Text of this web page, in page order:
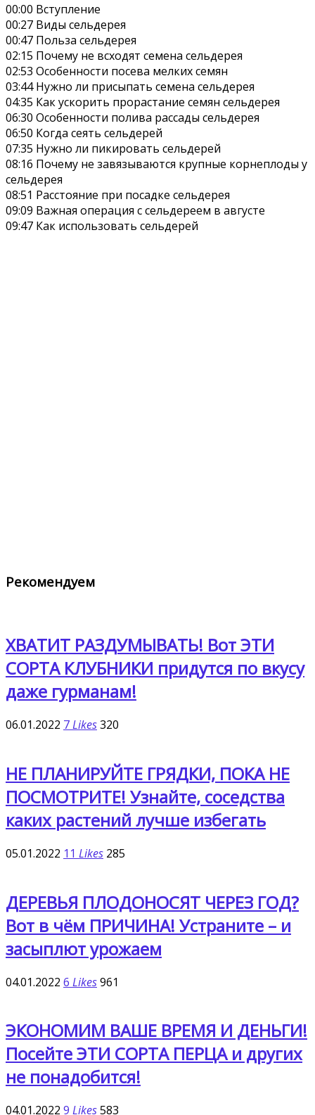
00:00 Вступление
00:27 Виды сельдерея
00:47 Польза сельдерея
02:15 Почему не всходят семена сельдерея
02:53 Особенности посева мелких семян
03:44 Нужно ли присыпать семена сельдерея
04:35 Как ускорить прорастание семян сельдерея
06:30 Особенности полива рассады сельдерея
06:50 Когда сеять сельдерей
07:35 Нужно ли пикировать сельдерей
08:16 Почему не завязываются крупные корнеплоды у
сельдерея
08:51 Расстояние при посадке сельдерея
09:09 Важная операция с сельдереем в августе
09:47 Как использовать сельдерей
Рекомендуем
ХВАТИТ РАЗДУМЫВАТЬ! Вот ЭТИ
СОРТА КЛУБНИКИ придутся по вкусу
даже гурманам!
06.01.2022 7Likes320
НЕ ПЛАНИРУЙТЕ ГРЯДКИ, ПОКА НЕ
ПОСМОТРИТЕ! Узнайте, соседства
каких растений лучше избегать
05.01.2022 11 Likes 285
ДЕРЕВЬЯ ПЛОДОНОСЯТ ЧЕРЕЗ ГОД?
Вот в чём ПРИЧИНА! Устраните – и
засыплют урожаем
04.01.2022 6 Likes961
ЭКОНОМИМ ВАШЕ ВРЕМЯ И ДЕНЬГИ!
Посейте ЭТИ СОРТА ПЕРЦА и других
не понадобится!
04.01.2022 9 Likes583